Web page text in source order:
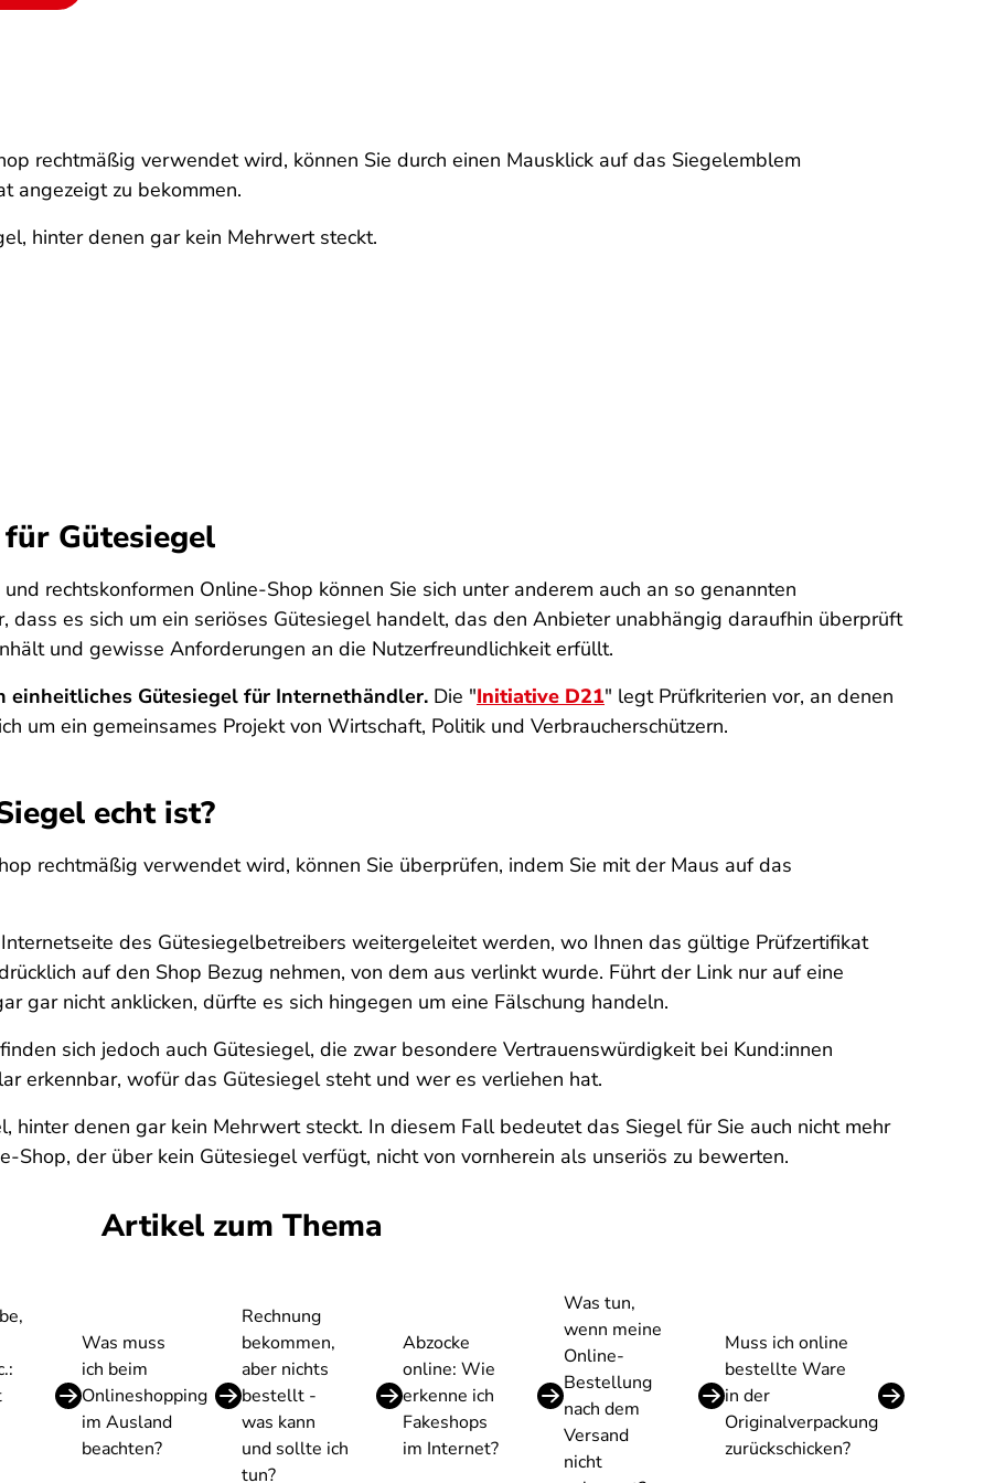
rechtmäßig verwendet wird, können Sie durch einen Mausklick auf das Siegelemblem
angezeigt zu bekommen.
hinter denen gar kein Mehrwert steckt.
Gütesiegel
rechtskonformen Online-Shop können Sie sich unter anderem auch an so genannten
dass es sich um ein seriöses Gütesiegel handelt, das den Anbieter unabhängig daraufhin überprüft
und gewisse Anforderungen an die Nutzerfreundlichkeit erfüllt.
einheitliches Gütesiegel für Internethändler. Die "Initiative D21" legt Prüfkriterien vor, an denen
um ein gemeinsames Projekt von Wirtschaft, Politik und Verbraucherschützern.
echt ist?
rechtmäßig verwendet wird, können Sie überprüfen, indem Sie mit der Maus auf das
des Gütesiegelbetreibers weitergeleitet werden, wo Ihnen das gültige Prüfzertifikat
auf den Shop Bezug nehmen, von dem aus verlinkt wurde. Führt der Link nur auf eine
gar nicht anklicken, dürfte es sich hingegen um eine Fälschung handeln.
sich jedoch auch Gütesiegel, die zwar besondere Vertrauenswürdigkeit bei Kund:innen
erkennbar, wofür das Gütesiegel steht und wer es verliehen hat.
hinter denen gar kein Mehrwert steckt. In diesem Fall bedeutet das Siegel für Sie auch nicht mehr
Shop, der über kein Gütesiegel verfügt, nicht von vornherein als unseriös zu bewerten.
Artikel zum Thema
Was muss
ich beim
Onlineshopping
im Ausland
beachten?
Rechnung
bekommen,
aber nichts
bestellt -
was kann
und sollte ich
tun?
Abzocke
online: Wie
erkenne ich
Fakeshops
im Internet?
Was tun,
wenn meine
Online-
Bestellung
nach dem
Versand
nicht
Muss ich online
bestellte Ware
in der
Originalverpackung
zurückschicken?